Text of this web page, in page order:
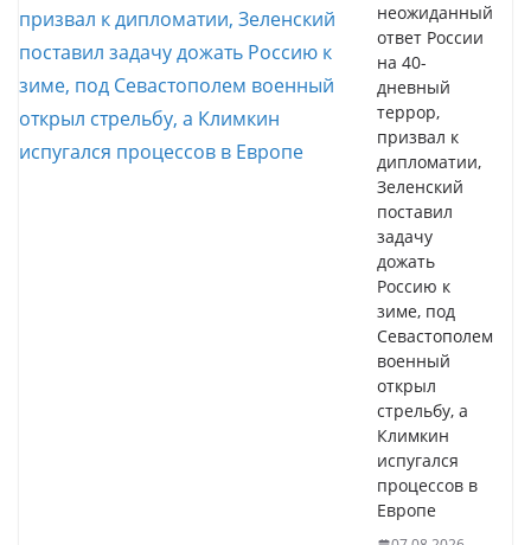
неожиданный
ответ России
на 40-
дневный
террор,
призвал к
дипломатии,
Зеленский
поставил
задачу
дожать
Россию к
зиме, под
Севастополем
военный
открыл
стрельбу, а
Климкин
испугался
процессов в
Европе